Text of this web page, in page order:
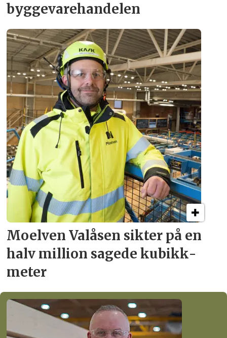
byggevare­handelen
Moelven Valåsen sikter på en
halv million sagede kubikk­
meter